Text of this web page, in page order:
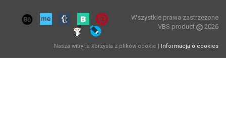
Wszystkie prawa zastrzeżone
VBS product
2026
Nasza witryna korzysta z plików cookie | Informacja o cookies